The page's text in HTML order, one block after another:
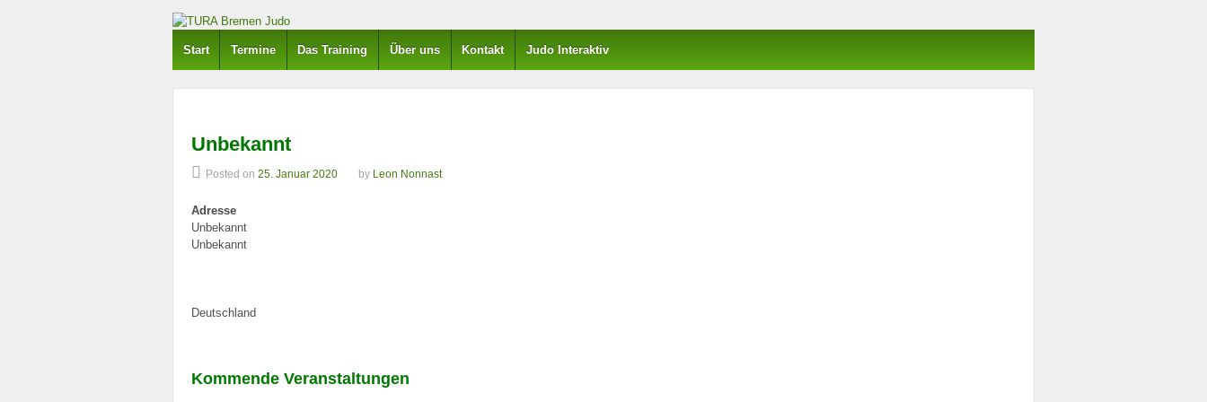
Start Termine Das Training Über uns Kontakt Judo Interaktiv
Unbekannt
Posted on 25. Januar 2020 by Leon Nonnast
Adresse
Unbekannt
Unbekannt
Deutschland
Kommende Veranstaltungen